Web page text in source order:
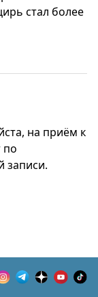
стал более
на приём к
по
записи.